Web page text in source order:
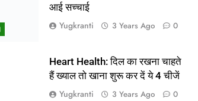
आई सच्चाई
Yugkranti 3 Years Ago 0
Heart Health: दिल का रखना चाहते
हैं ख्याल तो खाना शुरू कर दें ये 4 चीजें
Yugkranti 3 Years Ago 0